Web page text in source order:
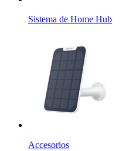
Sistema de Home Hub
Accesorios